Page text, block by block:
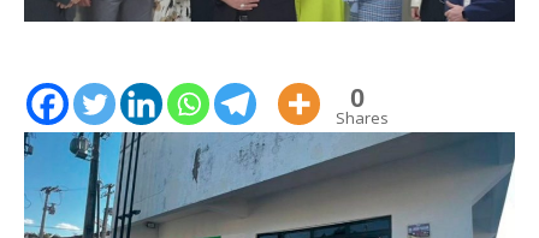
0
Shares